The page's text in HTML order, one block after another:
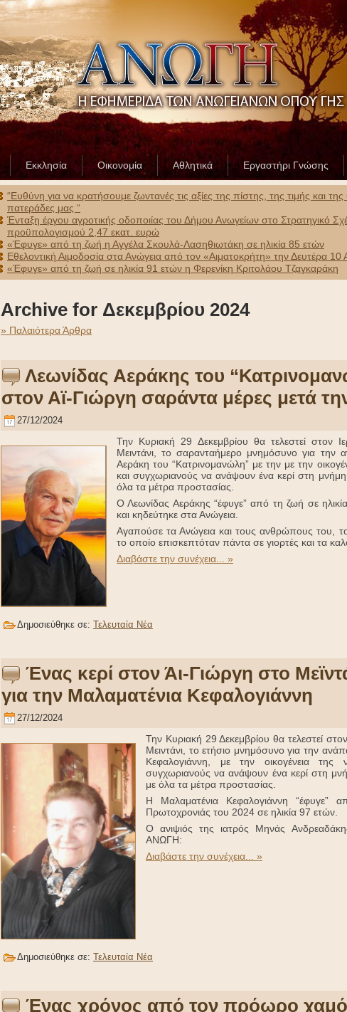
Εκκλησία Οικονομία Αθλητικά Εργαστήρι Γνώσης
“Ευθύνη για να κρατήσουμε ζωντανές τις αξίες της πίστης, της τιμής και
πατεράδες μας “
Ένταξη έργου αγροτικής οδοποιίας του Δήμου Ανωγείων στο Στρατηγικό
προϋπολογισμού 2,47 εκατ. ευρώ
«Έφυγε» από τη ζωή η Αγγέλα Σκουλά-Λασηθιωτάκη σε ηλικία 85 ετών
Εθελοντική Αιμοδοσία στα Ανώγεια από τον «Αιματοκρήτη» την Δευτέρα 10
«Έφυγε» από τη ζωή σε ηλικία 91 ετών η Φερενίκη Κριτολάου Τζαγκαράκη
Archive for Δεκεμβρίου 2024
» Παλαιότερα Άρθρα
Λεωνίδας Αεράκης του
στον Αϊ-Γιώργη σαράντα μέρες μετά
27/12/2024
Την Κυριακή 29 Δεκεμβρίου θα τελεστεί στον
Μειντάνι, το σαρανταήμερο μνημόσυνο για
Αεράκη του “Κατρινομανώλη” με την με την
και συγχωριανούς να ανάψουν ένα κερί στη
όλα τα μέτρα προστασίας.
Ο Λεωνίδας Αεράκης “έφυγε” από τη ζωή σε
και κηδεύτηκε στα Ανώγεια.
Αγαπούσε τα Ανώγεια και τους ανθρώπους του, το
το οποίο επισκεπτόταν πάντα σε γιορτές και τα
Διαβάστε την συνέχεια... »
Δημοσιεύθηκε σε: Τελευταία Νέα
Ένας κερί στον Άι-Γιώργη στο
για την Μαλαματένια Κεφαλογιάννη
27/12/2024
Την Κυριακή 29 Δεκεμβρίου θα τελεστεί
Μειντάνι, το ετήσιο μνημόσυνο για την
Κεφαλογιάννη, με την οικογένεια της
συγχωριανούς να ανάψουν ένα κερί στη
με όλα τα μέτρα προστασίας.
Η Μαλαματένια Κεφαλογιάννη
Πρωτοχρονιάς του 2024 σε ηλικία 97 ετών.
Ο ανιψιός της ιατρός Μηνάς
ΑΝΩΓΗ:
Διαβάστε την συνέχεια... »
Δημοσιεύθηκε σε: Τελευταία Νέα
Ένας χρόνος από τον πρόωρο χαμό